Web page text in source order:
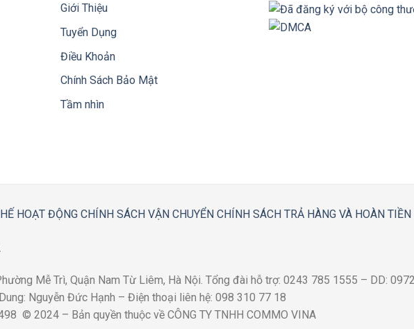
Giới Thiệu
Tuyển Dụng
Điều Khoản
Chính Sách Bảo Mật
Tầm nhìn
HOẠT ĐỘNG CHÍNH SÁCH VẬN CHUYỂN CHÍNH SÁCH TRẢ HÀNG VÀ HOÀN TIỀN
Mễ Trì, Quận Nam Từ Liêm, Hà Nội. Tổng đài hỗ trợ: 0243 785 1555 – DD:
Nguyễn Đức Hạnh – Điện thoại liên hệ: 098 310 77 18
© 2024 – Bản quyền thuộc về CÔNG TY TNHH COMMO VINA